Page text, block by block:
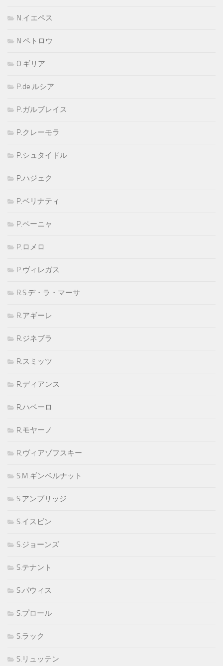
N.イエペス
N.ペトロウ
O.ギリア
P.de.ルシア
P.ガルブレイス
P.クレーモラ
P.シュタイドル
P.ハジェク
P.ベリナティ
P.ペーニャ
P.ロメロ
P.ヴィレガス
R.S.デ・ラ・マーサ
R.アギーレ
R.ジネブラ
R.スミッツ
R.ディアンス
R.ハベーロ
R.モヤーノ
R.ヴィアゾフスキー
S.M.ギンベルナット
S.アンブリッジ
S.イスビン
S.ジョーンズ
S.テナント
S.パウィス
S.プロール
S.ラック
S.リュッテン